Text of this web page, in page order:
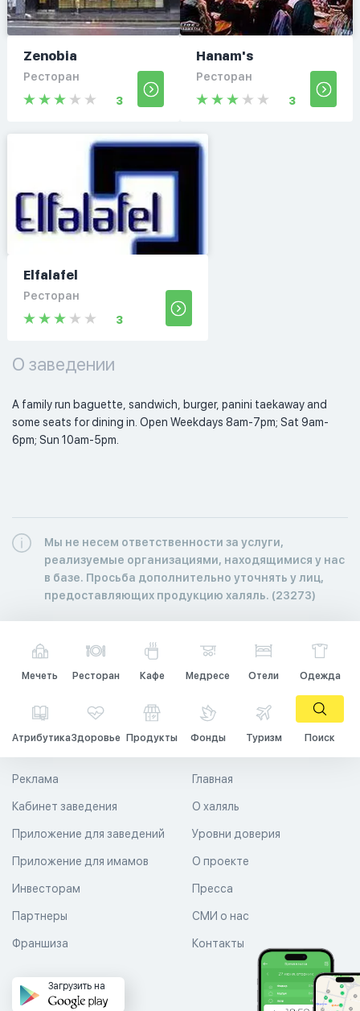
Zenobia
Ресторан
3
Hanam's
Ресторан
3
Elfalafel
Ресторан
3
О заведении
A family run baguette, sandwich, burger, panini taekaway and
some seats for dining in. Open Weekdays 8am-7pm; Sat 9am-
6pm; Sun 10am-5pm.
Мы не несем ответственности за услуги,
реализуемые организациями, находящимися у нас
в базе. Просьба дополнительно уточнять у лиц,
предоставляющих продукцию халяль. (23273)
Мечеть Ресторан Кафе Медресе Отели Одежда
АтрибутикаЗдоровье Продукты Фонды Туризм Поиск
Главная
О халяль
Уровни доверия
Реклама
Кабинет заведения
Приложение для заведений
Приложение для имамов О проекте
Пресса
СМИ о нас
Контакты
Инвесторам
Партнеры
Франшиза
Загрузить на